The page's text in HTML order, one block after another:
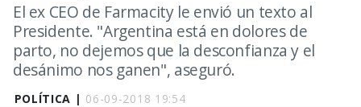
POLÍTICA | 06-09-2018 19:54
El ex CEO de Farmacity le envió un texto al
Presidente. "Argentina está en dolores de
parto, no dejemos que la desconfianza y el
desánimo nos ganen", aseguró.